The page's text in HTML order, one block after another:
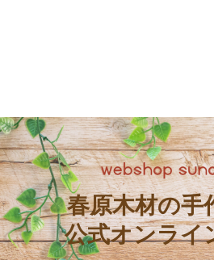
春原木材の手
公式オンライ